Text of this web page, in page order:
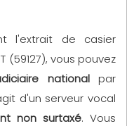
l'extrait de casier
(59127), vous pouvez
nationalpar
d'un serveur vocal
non surtaxé. Vous